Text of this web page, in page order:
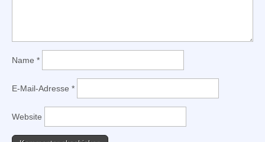
Name *
E-Mail-Adresse *
Website